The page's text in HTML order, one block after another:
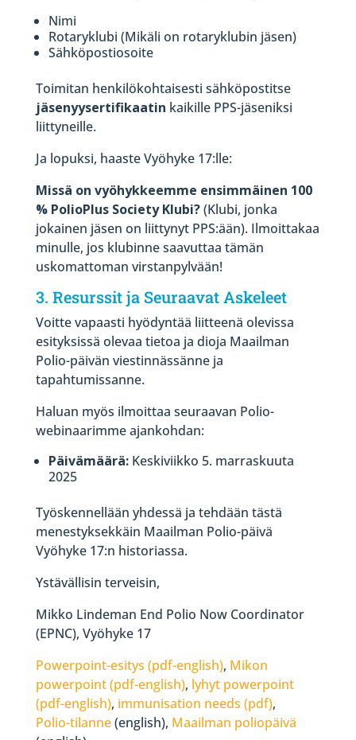
Nimi
Rotaryklubi (Mikäli on rotaryklubin jäsen)
Sähköpostiosoite
Toimitan henkilökohtaisesti sähköpostitse
jäsenyysertifikaatin kaikille PPS-jäseniksi
liittyneille.
Ja lopuksi, haaste Vyöhyke 17:lle:
Missä on vyöhykkeemme ensimmäinen 100
% PolioPlus Society Klubi?(Klubi, jonka
jokainen jäsen on liittynyt PPS:ään). Ilmoittakaa
minulle, jos klubinne saavuttaa tämän
uskomattoman virstanpylvään!
3. Resurssit ja Seuraavat Askeleet
Voitte vapaasti hyödyntää liitteenä olevissa
esityksissä olevaa tietoa ja dioja Maailman
Polio-päivän viestinnässänne ja
tapahtumissanne.
Haluan myös ilmoittaa seuraavan Polio-
webinaarimme ajankohdan:
Päivämäärä:Keskiviikko 5. marraskuuta
2025
Työskennellään yhdessä ja tehdään tästä
menestyksekkäin Maailman Polio-päivä
Vyöhyke 17:n historiassa.
Ystävällisin terveisin,
Mikko Lindeman End Polio Now Coordinator
(EPNC), Vyöhyke 17
Powerpoint-esitys (pdf-english), Mikon
powerpoint (pdf-english), lyhyt powerpoint
(pdf-english), immunisation needs (pdf),
Polio-tilanne(english), Maailman poliopäivä